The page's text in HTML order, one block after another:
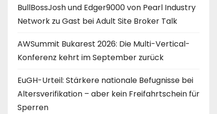
BullBossJosh und Edger9000 von Pearl Industry
Network zu Gast bei Adult Site Broker Talk
AWSummit Bukarest 2026: Die Multi-Vertical-
Konferenz kehrt im September zurück
EuGH-Urteil: Stärkere nationale Befugnisse bei
Altersverifikation – aber kein Freifahrtschein für
Sperren